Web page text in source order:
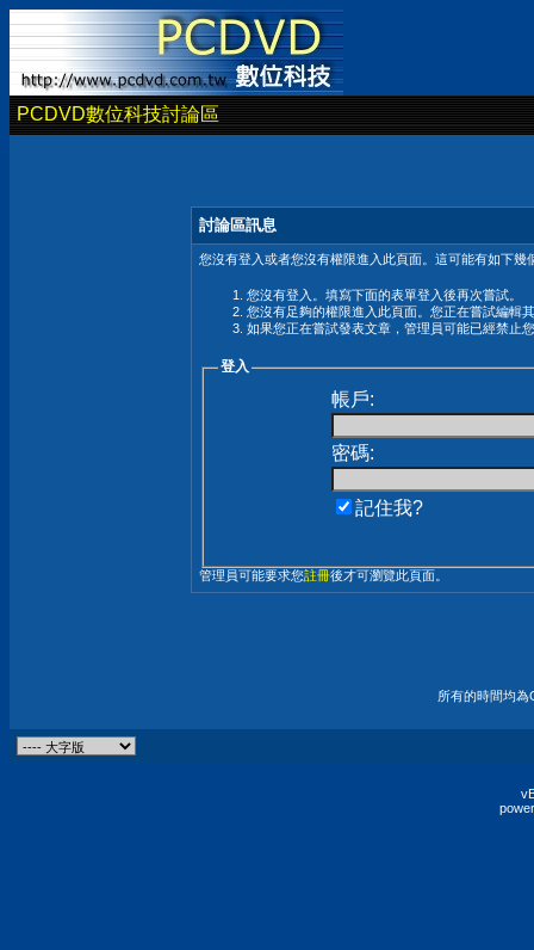
PCDVD數位科技討論區
討論區訊息
您沒有登入或者您沒有權限進入此頁面。這可能有如下幾
您沒有登入。填寫下面的表單登入後再次嘗試。
您沒有足夠的權限進入此頁面。您正在嘗試編輯
如果您正在嘗試發表文章，管理員可能已經禁止
登入
帳戶:
密碼:
記住我?
管理員可能要求您註冊後才可瀏覽此頁面。
所有的時間均為